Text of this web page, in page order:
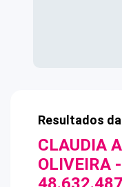
Resultados
CLAUDIA
OLIVEIRA